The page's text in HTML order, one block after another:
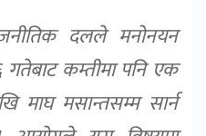
दलले मनोनयन
गतेबाट कम्तीमा पनि एक
माघ मसान्तसम्म सार्न